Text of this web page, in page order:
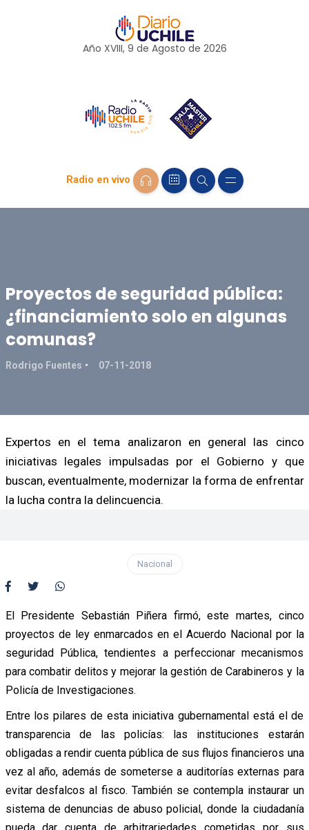
Año XVIII, 9 de Agosto de 2026
Radio en vivo
Proyectos de seguridad pública:
¿financiamiento solo en algunas
comunas?
Rodrigo Fuentes 07-11-2018
Expertos en el tema analizaron en general las cinco
iniciativas legales impulsadas por el Gobierno y que
buscan, eventualmente, modernizar la forma de enfrentar
la lucha contra la delincuencia.
Nacional
El Presidente Sebastián Piñera firmó, este martes, cinco
proyectos de ley enmarcados en el Acuerdo Nacional por la
seguridad Pública, tendientes a perfeccionar mecanismos
para combatir delitos y mejorar la gestión de Carabineros y la
Policía de Investigaciones.
Entre los pilares de esta iniciativa gubernamental está el de
transparencia de las policías: las instituciones estarán
obligadas a rendir cuenta pública de sus flujos financieros una
vez al año, además de someterse a auditorías externas para
evitar desfalcos al fisco. También se contempla instaurar un
sistema de denuncias de abuso policial, donde la ciudadanía
pueda dar cuenta de arbitrariedades cometidas por sus